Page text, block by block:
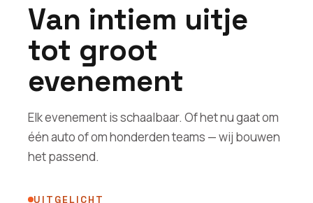
Van intiem uitje
tot groot
evenement
Elk evenement is schaalbaar. Of het nu gaat om
één auto of om honderden teams — wij bouwen
het passend.
UITGELICHT